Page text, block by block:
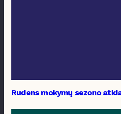
Rudens mokymų sezono